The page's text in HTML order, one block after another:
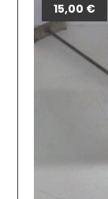
15,00 €